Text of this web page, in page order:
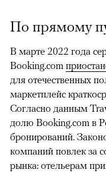
По прямому
В марте 2022 года
Booking.com
для отечественных
маркетплейс
Согласно данным
долю Booking.com в
бронирований.
компаний повлек за
рынка: отельерам